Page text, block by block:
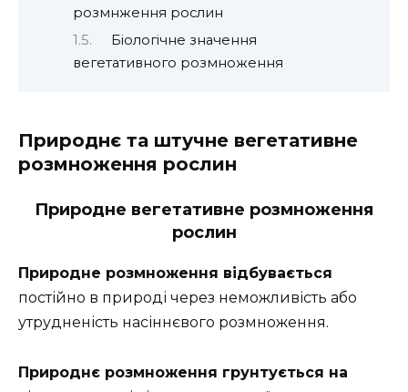
розмнження рослин
Біологічне значення
вегетативного розмноження
Природнє та штучне вегетативне
розмноження рослин
Природне вегетативне розмноження
рослин
Природне розмноження відбувається
постійно в природі через неможливість або
утрудненість насіннєвого розмноження.
Природнє розмноження грунтується на